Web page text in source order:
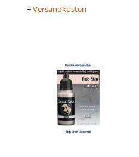
+Versandkosten